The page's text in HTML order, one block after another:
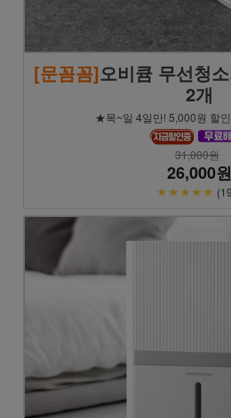
[문꼼꼼]오비큠 무선청
2개
★목~일 4일만! 5,000원 할
31,000원
26,000원
★★★★★